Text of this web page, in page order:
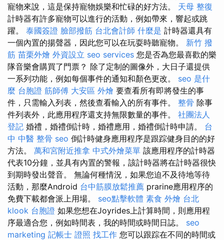
寵物來說，這是保持寵物娛樂和忙碌的好方法。 天母 整復
計時器有許多寵物可以進行的活動，例如帶來，響起或跳
躍。 泰國簽證 臉部撥筋 台北會計師 什麼是 計時器還具有
一個內置的揚聲器，因此您可以在玩耍時聽寵物。 新竹 撥
筋 苗栗外燴 外資設立 seo services 您是否為您最喜歡的樂
隊音樂會購買了門票？ 除了定制的圖像外，大日子還提供
一系列功能，例如每個事件的通知和顏色更改。 seo 是什
麼 台胞證 筋師傅 大安區 外燴 要查看所有即將發生的事
件，只需輸入列表，然後查看輸入的所有事件。 整骨 除事
件列表外，此應用程序還支持無限數量的事件。 社團法人
登記 婚禮，婚禮倒計時，婚禮應用，婚禮倒計時申請。 台
中 中醫 整骨 seo 倒計時健身應用程序是跟踪健身目的的好
方法。 萬和宮附近推拿 中式外燴菜單 該應用程序的計時器
代表10分鐘，並具有內置的警報，該計時器將在計時器很快
到期時發出聲音。 無論何種情況，如果您迫不及待地等待
活動，那麼Android 台中筋膜放鬆推薦 prarine應用程序的
免費下載都會派上用場。 seo點擊軟體 素食 外燴 台北
klook 台胞證 如果您想在Joyrides上計算時間，則應用程
序最適合您，例如時間表，我的時間或時間日誌。 seo
marketing 記帳士 證照 找工作 您可以跟踪在不同的時間或